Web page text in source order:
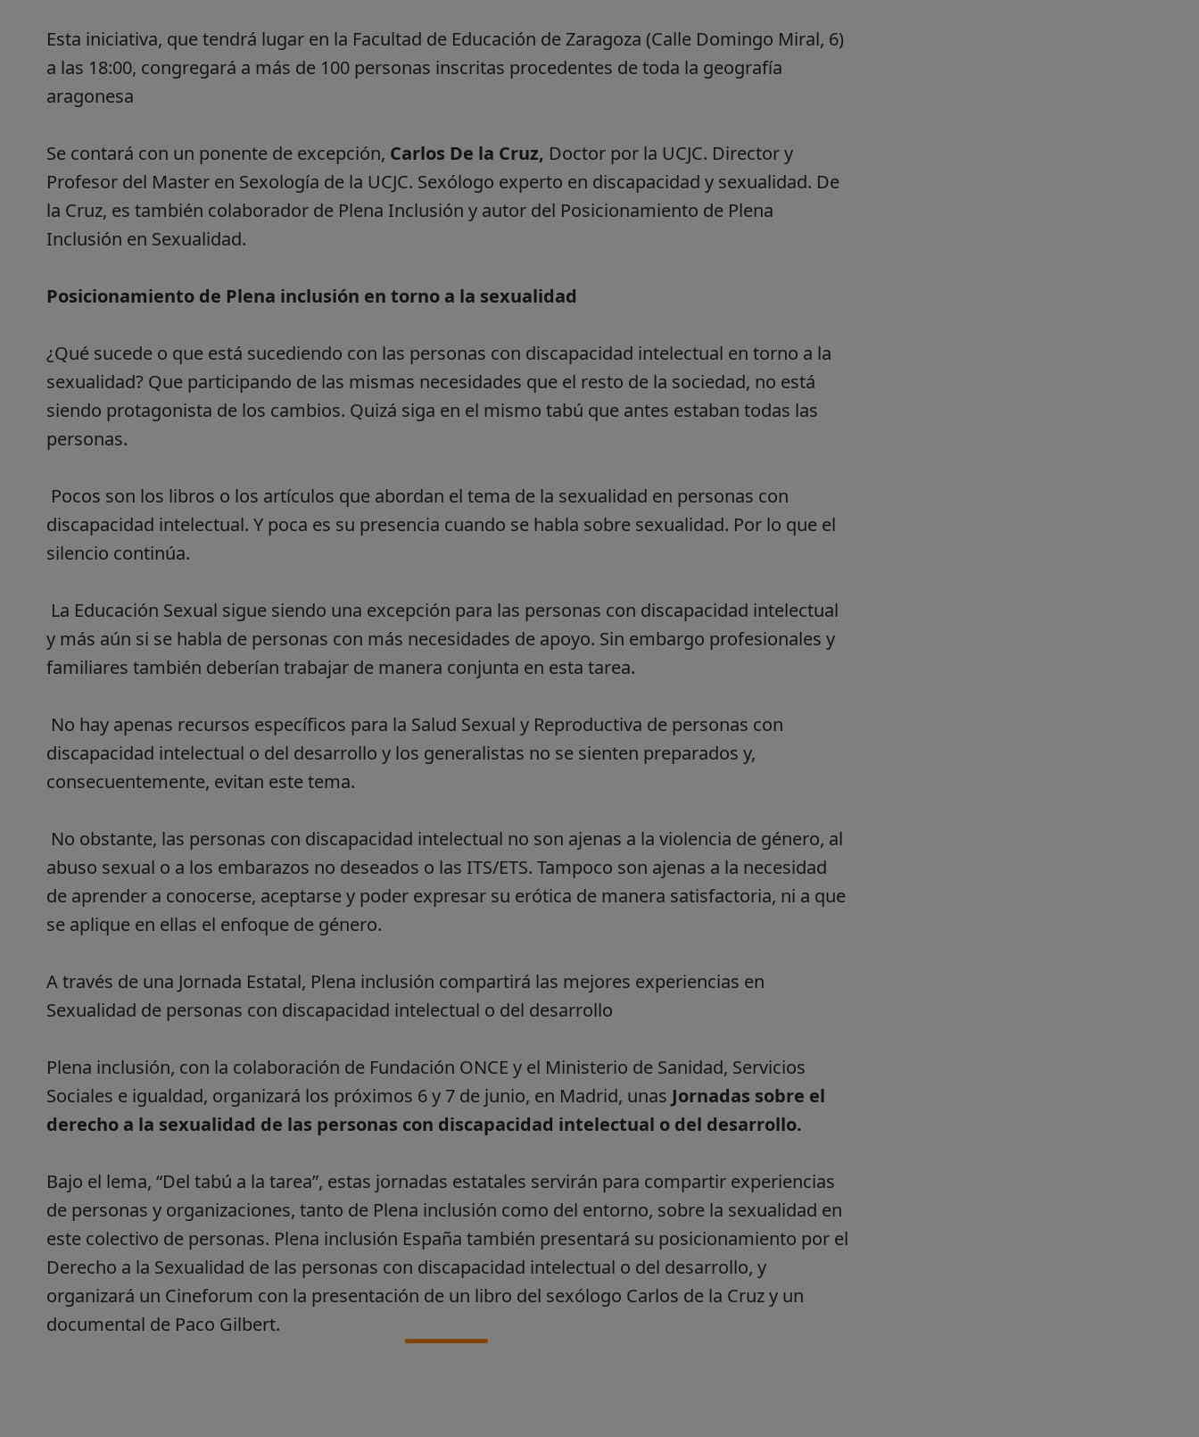
Esta iniciativa, que tendrá lugar en la Facultad de Educación de Zaragoza (Calle Domingo Miral, 6)
a las 18:00, congregará a más de 100 personas inscritas procedentes de toda la geografía
aragonesa
Se contará con un ponente de excepción, Carlos De la Cruz, Doctor por la UCJC. Director y
Profesor del Master en Sexología de la UCJC. Sexólogo experto en discapacidad y sexualidad. De
la Cruz, es también colaborador de Plena Inclusión y autor del Posicionamiento de Plena
Inclusión en Sexualidad.
Posicionamiento de Plena inclusión en torno a la sexualidad
¿Qué sucede o que está sucediendo con las personas con discapacidad intelectual en torno a la
sexualidad? Que participando de las mismas necesidades que el resto de la sociedad, no está
siendo protagonista de los cambios. Quizá siga en el mismo tabú que antes estaban todas las
personas.
Pocos son los libros o los artículos que abordan el tema de la sexualidad en personas con
discapacidad intelectual. Y poca es su presencia cuando se habla sobre sexualidad. Por lo que el
silencio continúa.
La Educación Sexual sigue siendo una excepción para las personas con discapacidad intelectual
y más aún si se habla de personas con más necesidades de apoyo. Sin embargo profesionales y
familiares también deberían trabajar de manera conjunta en esta tarea.
No hay apenas recursos específicos para la Salud Sexual y Reproductiva de personas con
discapacidad intelectual o del desarrollo y los generalistas no se sienten preparados y,
consecuentemente, evitan este tema.
No obstante, las personas con discapacidad intelectual no son ajenas a la violencia de género, al
abuso sexual o a los embarazos no deseados o las ITS/ETS. Tampoco son ajenas a la necesidad
de aprender a conocerse, aceptarse y poder expresar su erótica de manera satisfactoria, ni a que
se aplique en ellas el enfoque de género.
A través de una Jornada Estatal, Plena inclusión compartirá las mejores experiencias en
Sexualidad de personas con discapacidad intelectual o del desarrollo
Plena inclusión, con la colaboración de Fundación ONCE y el Ministerio de Sanidad, Servicios
Sociales e igualdad, organizará los próximos 6 y 7 de junio, en Madrid, unas Jornadas sobre el
derecho a la sexualidad de las personas con discapacidad intelectual o del desarrollo.
Bajo el lema, “Del tabú a la tarea”, estas jornadas estatales servirán para compartir experiencias
de personas y organizaciones, tanto de Plena inclusión como del entorno, sobre la sexualidad en
este colectivo de personas. Plena inclusión España también presentará su posicionamiento por el
Derecho a la Sexualidad de las personas con discapacidad intelectual o del desarrollo, y
organizará un Cineforum con la presentación de un libro del sexólogo Carlos de la Cruz y un
documental de Paco Gilbert.